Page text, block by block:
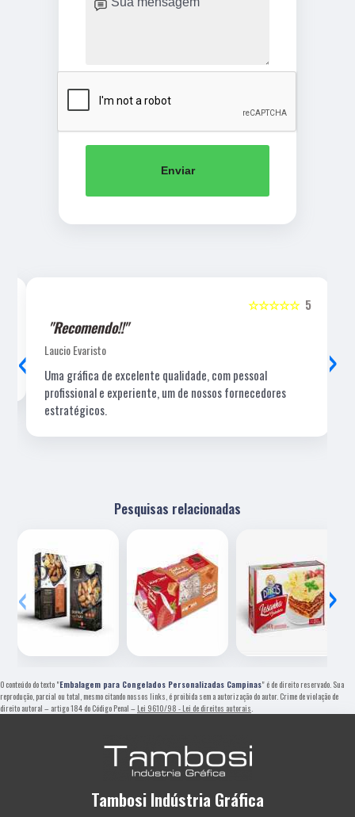
Enviar
5
☆☆☆☆☆
"Recomendo!!"
Laucio Evaristo
Uma gráfica de excelente qualidade, com pessoal
profissional e experiente, um de nossos fornecedores
estratégicos.
‹ ›
Pesquisas relacionadas
‹ ›
O conteúdo do texto "Embalagem para Congelados Personalizadas Campinas" é de direito reservado. Sua
reprodução, parcial ou total, mesmo citando nossos links, é proibida sem a autorização do autor. Crime de violação de
direito autoral – artigo 184 do Código Penal – Lei 9610/98 - Lei de direitos autorais
Tambosi Indústria Gráfica